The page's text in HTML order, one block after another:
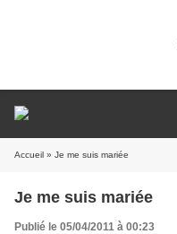
Accueil » Je me suis mariée
Je me suis mariée
Publié le 05/04/2011 à 00:23